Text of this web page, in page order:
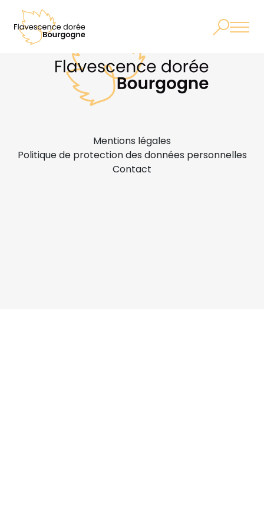
Mentions légales
Politique de protection des données personnelles
Contact